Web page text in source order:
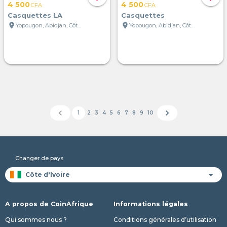
4 500CFA
Casquettes LA
location_on
Yopougon, Abidjan, Côte d'Ivoire
4 500CFA
Casquettes
location_on
Yopougon, Abidjan, Côte d'Ivoire
chevron_left 1 2 3 4 5 6 7 8 9 10 chevron_right
Changer de pays
A propos de CoinAfrique
Qui sommes nous ?
Informations légales
Conditions générales d’utilisation